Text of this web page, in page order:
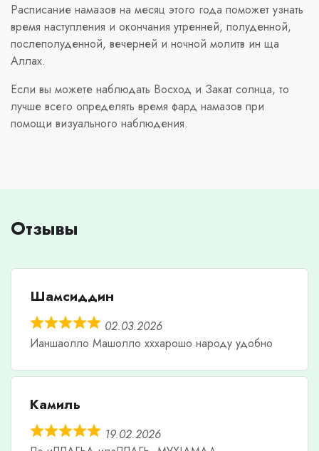
Расписание намазов на месяц этого года поможет узнать
время наступления и окончания утренней, полуденной,
послеполуденной, вечерней и ночной молитв ин ща
Аллах.
Если вы можете наблюдать Восход и Закат солнца, то
лучше всего определять время фард намазов при
помощи визуального наблюдения.
Отзывы
Шамсиддин
02.03.2026
Ианшаолло Машолло хххарошо народу удобно
Камиль
19.02.2026